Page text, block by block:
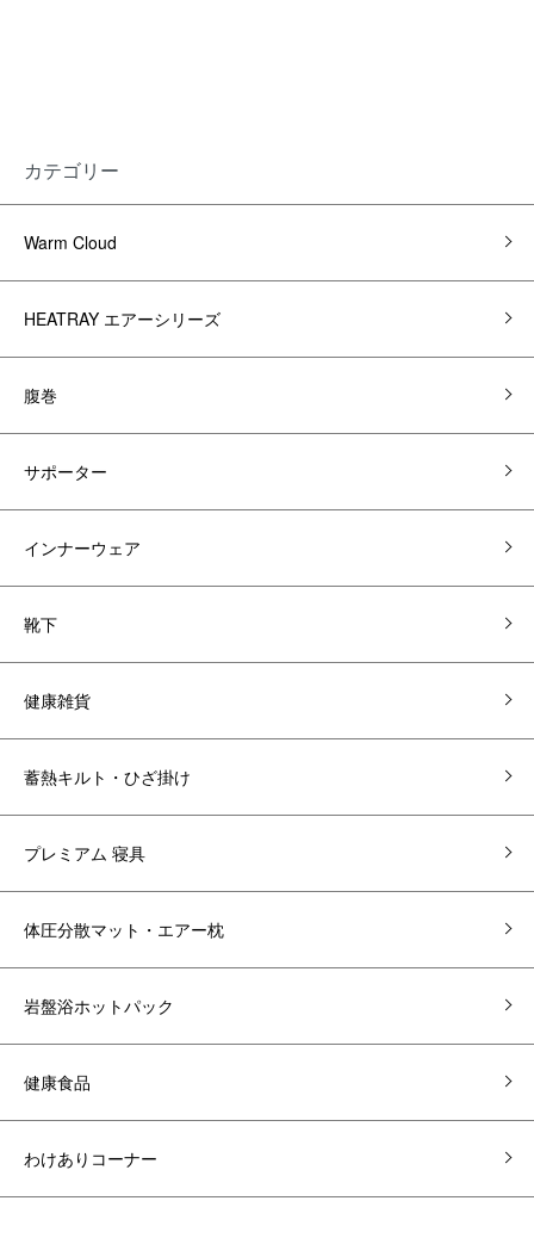
カテゴリー
Warm Cloud
HEATRAY エアーシリーズ
腹巻
サポーター
インナーウェア
靴下
健康雑貨
蓄熱キルト・ひざ掛け
プレミアム 寝具
体圧分散マット・エアー枕
岩盤浴ホットパック
健康食品
わけありコーナー